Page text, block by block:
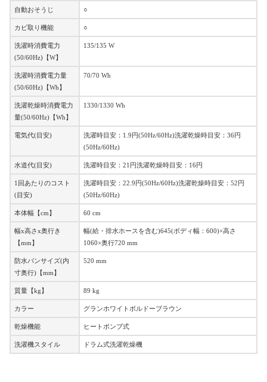
自動おそうじ ○
カビ取り機能 ○
洗濯時消費電力
(50/60Hz)【W】
135/135 W
洗濯時消費電力量
(50/60Hz)【Wh】
70/70 Wh
洗濯乾燥時消費電力
量(50/60Hz)【Wh】
1330/1330 Wh
電気代(目安)
洗濯時目安：1.9円(50Hz/60Hz)洗濯乾燥時目安：36円
(50Hz/60Hz)
水道代(目安) 洗濯時目安：21円洗濯乾燥時目安：16円
1回あたりのコスト
(目安)
洗濯時目安：22.9円(50Hz/60Hz)洗濯乾燥時目安：52円
(50Hz/60Hz)
本体幅【cm】 60 cm
幅x高さx奥行き
【mm】
幅(給・排水ホースを含む)645(ボディ幅：600)×高さ
1060×奥行720 mm
防水パンサイズ(内
寸奥行)【mm】
520 mm
質量【kg】 89 kg
カラー グランホワイトボルドーブラウン
乾燥機能 ヒートポンプ式
洗濯機スタイル ドラム式洗濯乾燥機